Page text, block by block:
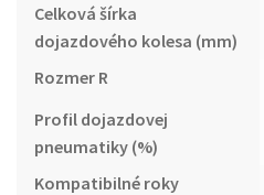
Celková šírka
dojazdového kolesa (mm)
Rozmer R
Profil dojazdovej
pneumatiky (%)
Kompatibilné roky